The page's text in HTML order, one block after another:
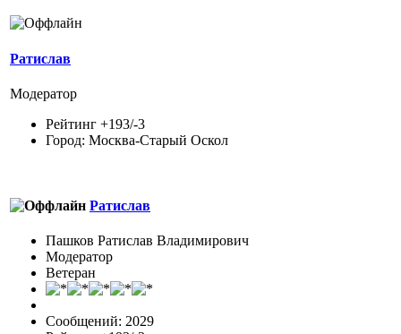
Ратислав
Модератор
Рейтинг +193/-3
Город: Москва-Старый Оскол
Ратислав
Пашков Ратислав Владимирович
Модератор
Ветеран
Сообщений: 2029